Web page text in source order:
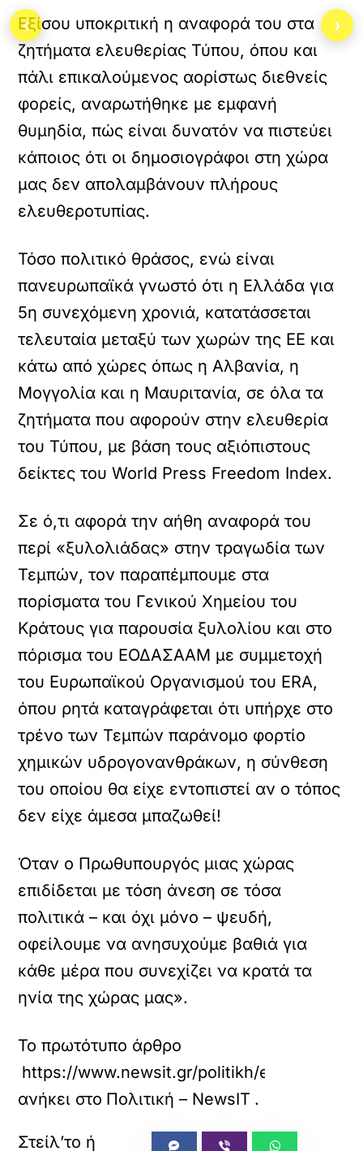
Εξίσου υποκριτική η αναφορά του στα
ζητήματα ελευθερίας Τύπου, όπου και
πάλι επικαλούμενος αορίστως διεθνείς
φορείς, αναρωτήθηκε με εμφανή
θυμηδία, πώς είναι δυνατόν να πιστεύει
κάποιος ότι οι δημοσιογράφοι στη χώρα
μας δεν απολαμβάνουν πλήρους
ελευθεροτυπίας.
Τόσο πολιτικό θράσος, ενώ είναι
πανευρωπαϊκά γνωστό ότι η Ελλάδα για
5η συνεχόμενη χρονιά, κατατάσσεται
τελευταία μεταξύ των χωρών της ΕΕ και
κάτω από χώρες όπως η Αλβανία, η
Μογγολία και η Μαυριτανία, σε όλα τα
ζητήματα που αφορούν στην ελευθερία
του Τύπου, με βάση τους αξιόπιστους
δείκτες του World Press Freedom Index.
Σε ό,τι αφορά την αήθη αναφορά του
περί «ξυλολιάδας» στην τραγωδία των
Τεμπών, τον παραπέμπουμε στα
πορίσματα του Γενικού Χημείου του
Κράτους για παρουσία ξυλολίου και στο
πόρισμα του ΕΟΔΑΣΑΑΜ με συμμετοχή
του Ευρωπαϊκού Οργανισμού του ERA,
όπου ρητά καταγράφεται ότι υπήρχε στο
τρένο των Τεμπών παράνομο φορτίο
χημικών υδρογονανθράκων, η σύνθεση
του οποίου θα είχε εντοπιστεί αν ο τόπος
δεν είχε άμεσα μπαζωθεί!
Όταν ο Πρωθυπουργός μιας χώρας
επιδίδεται με τόση άνεση σε τόσα
πολιτικά – και όχι μόνο – ψευδή,
οφείλουμε να ανησυχούμε βαθιά για
κάθε μέρα που συνεχίζει να κρατά τα
ηνία της χώρας μας».
Το πρωτότυπο άρθρο
https://www.newsit.gr/politikh/elpida-gia-
ανήκει στο Πολιτική – NewsIT .
‹ ›